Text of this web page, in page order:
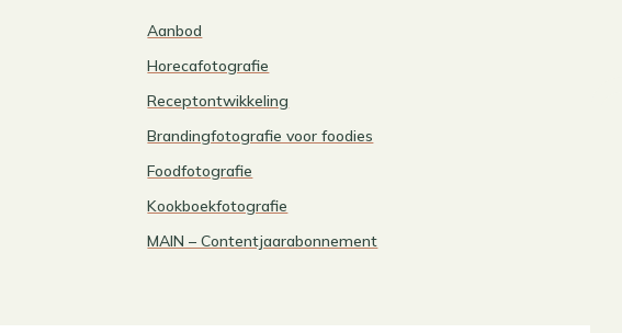
Aanbod
Horecafotografie
Receptontwikkeling
Brandingfotografie voor foodies
Foodfotografie
Kookboekfotografie
MAIN – Contentjaarabonnement